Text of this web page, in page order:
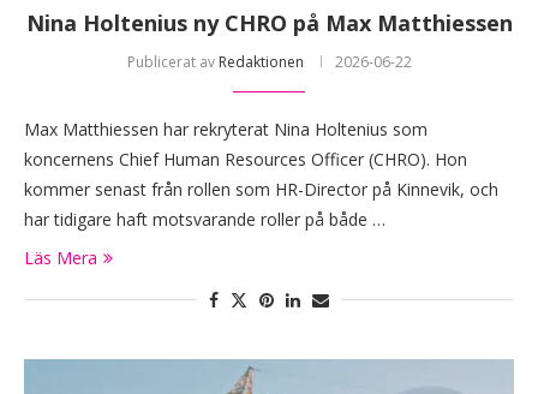
Nina Holtenius ny CHRO på Max Matthiessen
Publicerat av Redaktionen 2026-06-22
Max Matthiessen har rekryterat Nina Holtenius som
koncernens Chief Human Resources Officer (CHRO). Hon
kommer senast från rollen som HR-Director på Kinnevik, och
har tidigare haft motsvarande roller på både …
Läs Mera